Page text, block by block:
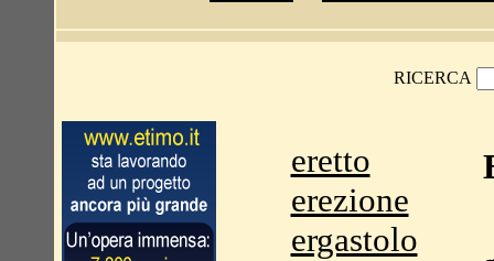
RICERCA
eretto
erezione
ergastolo